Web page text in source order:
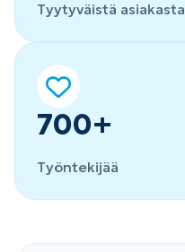
Tyytyväistä asiakasta
700+
Työntekijää